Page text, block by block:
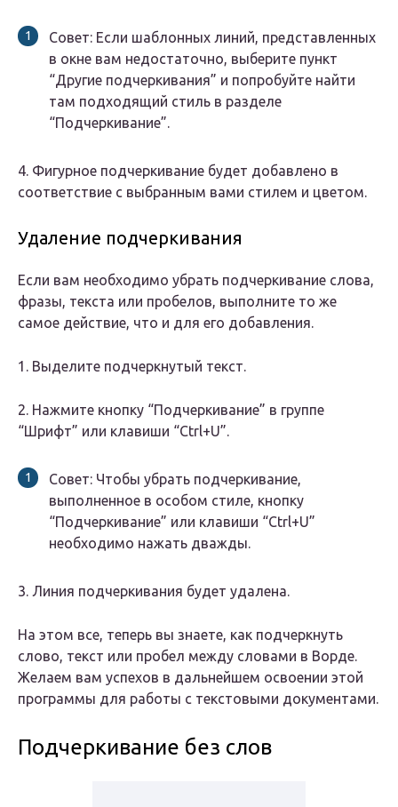
Совет: Если шаблонных линий, представленных
в окне вам недостаточно, выберите пункт
“Другие подчеркивания” и попробуйте найти
там подходящий стиль в разделе
“Подчеркивание”.
4. Фигурное подчеркивание будет добавлено в
соответствие с выбранным вами стилем и цветом.
Удаление подчеркивания
Если вам необходимо убрать подчеркивание слова,
фразы, текста или пробелов, выполните то же
самое действие, что и для его добавления.
1. Выделите подчеркнутый текст.
2. Нажмите кнопку “Подчеркивание” в группе
“Шрифт” или клавиши “Ctrl+U”.
Совет: Чтобы убрать подчеркивание,
выполненное в особом стиле, кнопку
“Подчеркивание” или клавиши “Ctrl+U”
необходимо нажать дважды.
3. Линия подчеркивания будет удалена.
На этом все, теперь вы знаете, как подчеркнуть
слово, текст или пробел между словами в Ворде.
Желаем вам успехов в дальнейшем освоении этой
программы для работы с текстовыми документами.
Подчеркивание без слов